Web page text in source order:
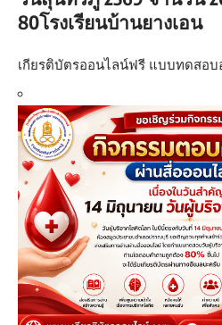
80โรงเรียนบ้านยางเอน
เกียรติบัตรออนไลน์ฟรี แบบทดสอ